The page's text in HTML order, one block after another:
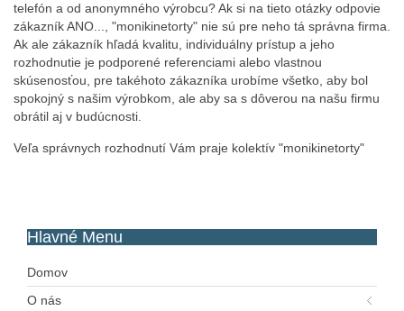
telefón a od anonymného výrobcu? Ak si na tieto otázky odpovie
zákazník ANO..., "monikinetorty" nie sú pre neho tá správna firma.
Ak ale zákazník hľadá kvalitu, individuálny prístup a jeho
rozhodnutie je podporené referenciami alebo vlastnou
skúsenosťou, pre takéhoto zákazníka urobíme všetko, aby bol
spokojný s našim výrobkom, ale aby sa s dôverou na našu firmu
obrátil aj v budúcnosti.
Veľa správnych rozhodnutí Vám praje kolektív "monikinetorty"
Hlavné Menu
Domov
O nás